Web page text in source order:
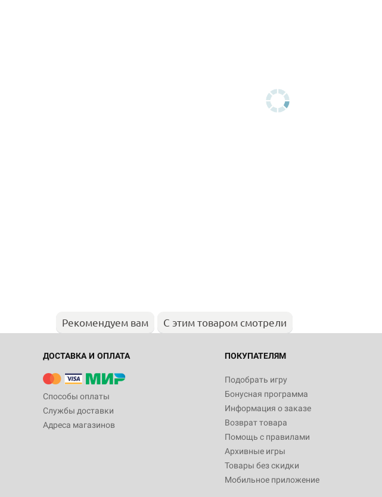
Рекомендуем вам С этим товаром смотрели
ДОСТАВКА И ОПЛАТА
Способы оплаты
Службы доставки
Адреса магазинов
ПОКУПАТЕЛЯМ
Подобрать игру
Бонусная программа
Информация о заказе
Возврат товара
Помощь с правилами
Архивные игры
Товары без скидки
Мобильное приложение